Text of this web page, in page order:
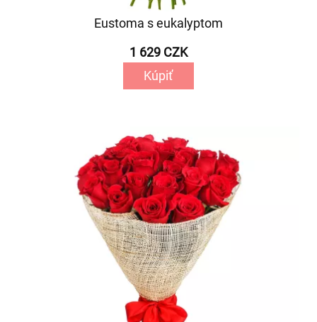
Eustoma s eukalyptom
1 629 CZK
Kúpiť